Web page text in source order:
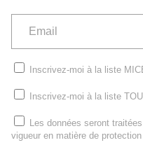
Inscrivez-moi à la liste
Inscrivez-moi à la liste
Les données seront
vigueur en matière de